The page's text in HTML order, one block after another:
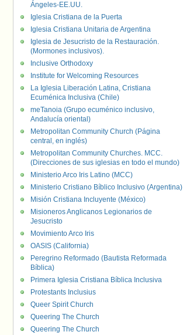
Ángeles-EE.UU.
Iglesia Cristiana de la Puerta
Iglesia Cristiana Unitaria de Argentina
Iglesia de Jesucristo de la Restauración.
(Mormones inclusivos).
Inclusive Orthodoxy
Institute for Welcoming Resources
La Iglesia Liberación Latina, Cristiana
Ecuménica Inclusiva (Chile)
meTanoia (Grupo ecuménico inclusivo,
Andalucía oriental)
Metropolitan Community Church (Página
central, en inglés)
Metropolitan Community Churches. MCC.
(Direcciones de sus iglesias en todo el mundo)
Ministerio Arco Iris Latino (MCC)
Ministerio Cristiano Bíblico Inclusivo (Argentina)
Misión Cristiana Incluyente (México)
Misioneros Anglicanos Legionarios de
Jesucristo
Movimiento Arco Iris
OASIS (California)
Peregrino Reformado (Bautista Reformada
Bíblica)
Primera Iglesia Cristiana Bíblica Inclusiva
Protestants Inclusius
Queer Spirit Church
Queering The Church
Queering The Church